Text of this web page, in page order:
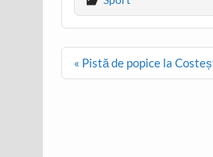
Post
navigation
« Pistă de popice la